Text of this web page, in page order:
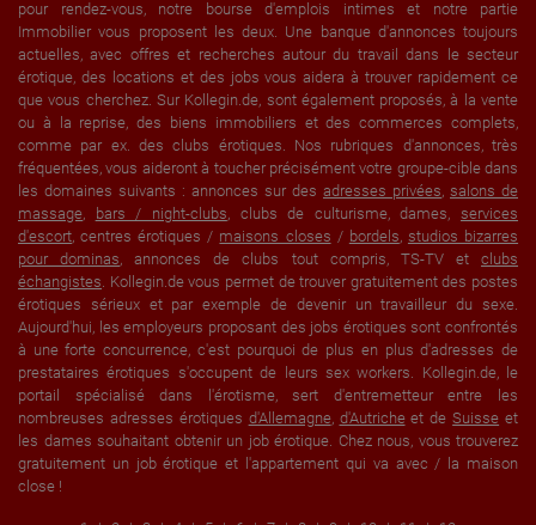
pour rendez-vous, notre bourse d'emplois intimes et notre partie
Immobilier vous proposent les deux. Une banque d'annonces toujours
actuelles, avec offres et recherches autour du travail dans le secteur
érotique, des locations et des jobs vous aidera à trouver rapidement ce
que vous cherchez. Sur Kollegin.de, sont également proposés, à la vente
ou à la reprise, des biens immobiliers et des commerces complets,
comme par ex. des clubs érotiques. Nos rubriques d'annonces, très
fréquentées, vous aideront à toucher précisément votre groupe-cible dans
les domaines suivants : annonces sur des adresses privées, salons de
massage, bars / night-clubs, clubs de culturisme, dames, services
d'escort, centres érotiques / maisons closes / bordels, studios bizarres
pour dominas, annonces de clubs tout compris, TS-TV etclubs
échangistes. Kollegin.de vous permet de trouver gratuitement des postes
érotiques sérieux et par exemple de devenir un travailleur du sexe.
Aujourd'hui, les employeurs proposant des jobs érotiques sont confrontés
à une forte concurrence, c'est pourquoi de plus en plus d'adresses de
prestataires érotiques s'occupent de leurs sex workers. Kollegin.de, le
portail spécialisé dans l'érotisme, sert d'entremetteur entre les
nombreuses adresses érotiques d'Allemagne, d'Autricheet deSuisse et
les dames souhaitant obtenir un job érotique. Chez nous, vous trouverez
gratuitement un job érotique et l'appartement qui va avec / la maison
close !